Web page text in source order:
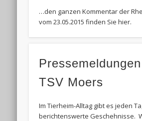
…den ganzen Kommentar der
vom 23.05.2015 finden Sie hier.
TSV Moers
Im Tierheim-Alltag gibt es jeden
berichtenswerte Geschehnisse.